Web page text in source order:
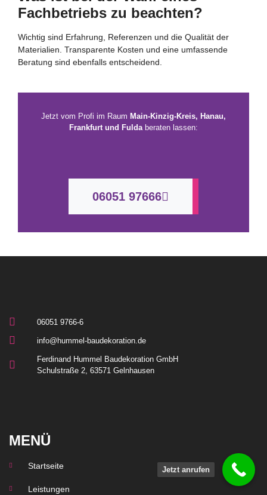
Fachbetriebs zu beachten?
Wichtig sind Erfahrung, Referenzen und die Qualität der
Materialien. Transparente Kosten und eine umfassende
Beratung sind ebenfalls entscheidend.
Jetzt vom Profi im Raum Main-Kinzig-Kreis, Hanau,
Frankfurt und Fuldaberaten lassen:
06051 97666
06051 9766-6
info@hummel-baudekoration.de
Ferdinand Hummel Baudekoration GmbH
Schulstraße 2, 63571 Gelnhausen
MENÜ
Startseite
Leistungen
Jetzt anrufen